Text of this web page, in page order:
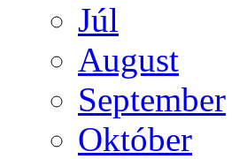
Júl
August
September
Október